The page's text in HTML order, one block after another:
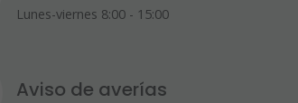
Lunes-viernes 8:00 - 15:00
Aviso de averías